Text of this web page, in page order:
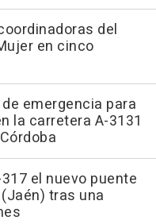
del
en cinco
emergencia para
la carretera A-3131
el nuevo puente
tras una